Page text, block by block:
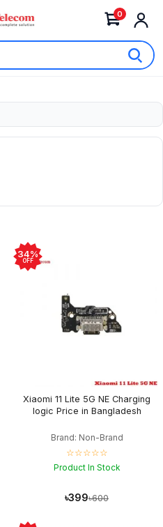
0
34%
OFF
Xiaomi 11 Lite 5G NE Charging
logic Price in Bangladesh
Brand: Non-Brand
☆☆☆☆☆
Product In Stock
৳399৳600